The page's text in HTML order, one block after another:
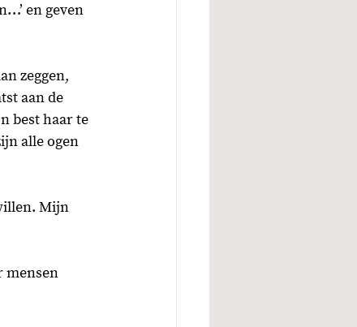
en geven
zeggen,
aan de
best haar te
alle ogen
Mijn
mensen